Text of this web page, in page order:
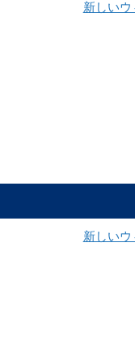
新しいウ
新しいウ